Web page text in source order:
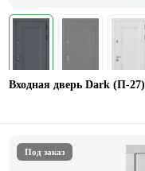
Входная дверь Dark (П-27)
Под заказ